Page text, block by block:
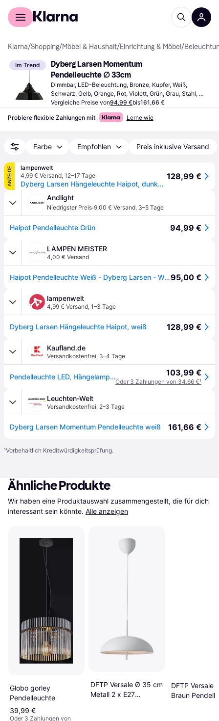
Für Shopper
Klarna/Shopping/Möbel & Haushalt/Einrichtung & Möbel /
Im Trend
Dyberg Larsen Momentum
Pendelleuchte ∅ 33cm
Dimmbar, LED-Beleuchtung, Bronze, Kupfer, Weiß,
Schwarz, Gelb, Orange, Rot, Violett, Grün, Grau, Stahl,
Metall, Stoff, Glas, Keramik, Aluminium, Opalflex, IP-
Schutzart: IP20, IP65, Lampensockel: E27
Vergleiche Preise von94,99 €bis161,66 €
Probiere flexible Zahlungen mit Lerne wie
Farbe Empfohlen Preis inklusive Versand
ANZEIGE
lampenwelt
4,99 € Versand, 12–17 Tage
Dyberg Larsen Hängeleuchte Haipot, dunkelgrün
128,99 €
Andlight
Niedrigster Preis·9,00 € Versand, 3–5 Tage
Haipot Pendelleuchte Grün 94,99 €
LAMPEN MEISTER
4,00 € Versand
Haipot Pendelleuchte Weiß - Dyberg Larsen - Wohnzimmer - Skandinavisch - Metall - Einflammig95,00 €
lampenwelt
4,99 € Versand, 1–3 Tage
Dyberg Larsen Hängeleuchte Haipot, weiß 128,99 €
Kaufland.de
Versandkostenfrei, 3–4 Tage
Pendelleuchte LED, Hängelampe, Deckenlampe Pendel, Pendellampe Esstisch, Pendelleuchte für Wohnzimmer, Skandinavische Design, Haipot Gelb 103,99 €
Oder 3 Zahlungen von 34,66 €¹
Leuchten-Welt
Versandkostenfrei, 2–3 Tage
Dyberg Larsen Momentum Pendelleuchte weiß 161,66 €
¹Vorbehaltlich Kreditwürdigkeitsprüfung.
Ähnliche Produkte
Wir haben eine Produktauswahl zusammengestellt, die für dich
interessant sein könnte. Alle anzeigen
Globo gorley
Pendelleuchte
39,99 €
Oder 3 Zahlungen von
DFTP Versale Ø 35 cm
Metall 2 x E27
DFTP Versale
Braun